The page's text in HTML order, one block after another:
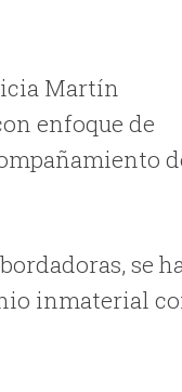
Martín
enfoque de
se
inmaterial